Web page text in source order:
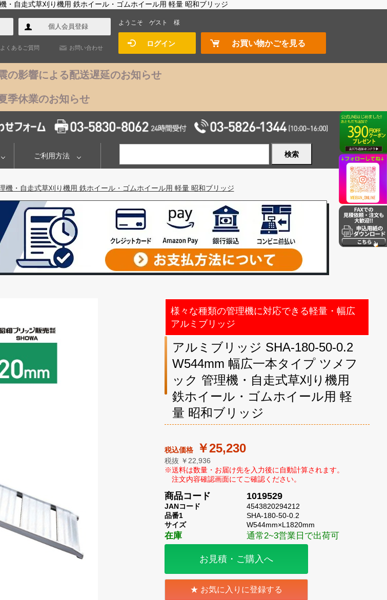
自走式草刈り機用 鉄ホイール・ゴムホイール用 軽量 昭和ブリッジ
個人会員登録
よくあるご質問 お問い合わせ
ようこそ ゲスト 様
ログイン お買い物かごを見る
の影響による配送遅延のお知らせ
季休業のお知らせ
ご利用方法 検索
・自走式草刈り機用 鉄ホイール・ゴムホイール用 軽量 昭和ブリッジ
様々な種類の管理機に対応できる軽量・幅広
アルミブリッジ
アルミブリッジ SHA-180-50-0.2
W544mm 幅広一本タイプ ツメフ
ック 管理機・自走式草刈り機用
鉄ホイール・ゴムホイール用 軽
量 昭和ブリッジ
￥25,230
税抜 ￥22,936
商品コード 1019529
JANコード
4543820294212
品番1
SHA-180-50-0.2
サイズ
W544mm×L1820mm
在庫 通常2~3営業日で出荷可
お見積・ご購入へ
お気に入りに登録する